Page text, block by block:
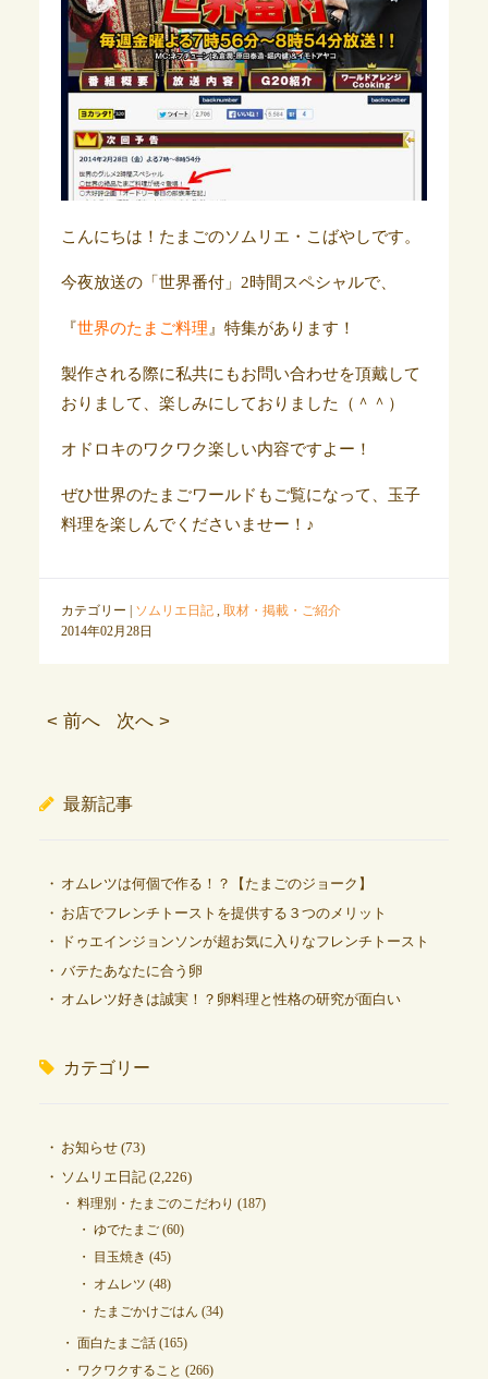
こんにちは！たまごのソムリエ・こばやしです。
今夜放送の「世界番付」2時間スペシャルで、
『世界のたまご料理 』特集があります！
製作される際に私共にもお問い合わせを頂戴して
おりまして、楽しみにしておりました（＾＾）
オドロキのワクワク楽しい内容ですよー！
ぜひ世界のたまごワールドもご覧になって、玉子
料理を楽しんでくださいませー！♪
カテゴリー | ソムリエ日記, 取材・掲載・ご紹介
2014年02月28日
< 前へ 次へ >
最新記事
オムレツは何個で作る！？【たまごのジョーク】
お店でフレンチトーストを提供する３つのメリット
ドゥエインジョンソンが超お気に入りなフレンチトースト
バテたあなたに合う卵
オムレツ好きは誠実！？卵料理と性格の研究が面白い
カテゴリー
お知らせ(73)
ソムリエ日記(2,226)
料理別・たまごのこだわり (187)
ゆでたまご(60)
目玉焼き (45)
オムレツ (48)
たまごかけごはん (34)
面白たまご話(165)
ワクワクすること (266)